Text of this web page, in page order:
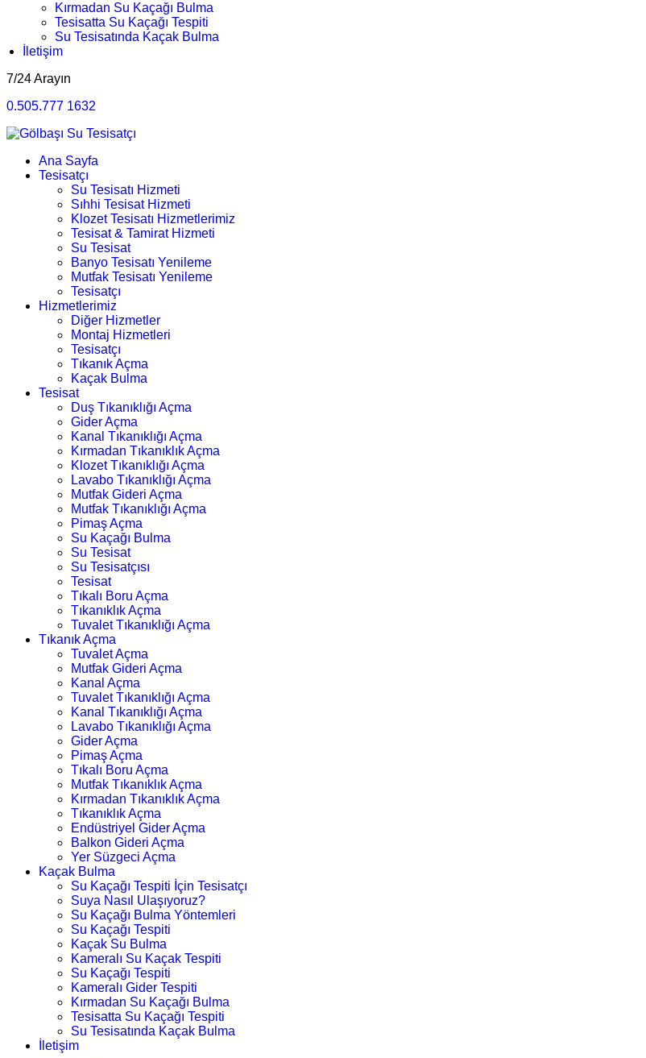
Kırmadan Su Kaçağı Bulma
Tesisatta Su Kaçağı Tespiti
Su Tesisatında Kaçak Bulma
İletişim
7/24 Arayın
0.505.777 1632
Ana Sayfa
Tesisatçı
Su Tesisatı Hizmeti
Sıhhi Tesisat Hizmeti
Klozet Tesisatı Hizmetlerimiz
Tesisat & Tamirat Hizmeti
Su Tesisat
Banyo Tesisatı Yenileme
Mutfak Tesisatı Yenileme
Tesisatçı
Hizmetlerimiz
Diğer Hizmetler
Montaj Hizmetleri
Tesisatçı
Tıkanık Açma
Kaçak Bulma
Tesisat
Duş Tıkanıklığı Açma
Gider Açma
Kanal Tıkanıklığı Açma
Kırmadan Tıkanıklık Açma
Klozet Tıkanıklığı Açma
Lavabo Tıkanıklığı Açma
Mutfak Gideri Açma
Mutfak Tıkanıklığı Açma
Pimaş Açma
Su Kaçağı Bulma
Su Tesisat
Su Tesisatçısı
Tesisat
Tıkalı Boru Açma
Tıkanıklık Açma
Tuvalet Tıkanıklığı Açma
Tıkanık Açma
Tuvalet Açma
Mutfak Gideri Açma
Kanal Açma
Tuvalet Tıkanıklığı Açma
Kanal Tıkanıklığı Açma
Lavabo Tıkanıklığı Açma
Gider Açma
Pimaş Açma
Tıkalı Boru Açma
Mutfak Tıkanıklık Açma
Kırmadan Tıkanıklık Açma
Tıkanıklık Açma
Endüstriyel Gider Açma
Balkon Gideri Açma
Yer Süzgeci Açma
Kaçak Bulma
Su Kaçağı Tespiti İçin Tesisatçı
Suya Nasıl Ulaşıyoruz?
Su Kaçağı Bulma Yöntemleri
Su Kaçağı Tespiti
Kaçak Su Bulma
Kameralı Su Kaçak Tespiti
Su Kaçağı Tespiti
Kameralı Gider Tespiti
Kırmadan Su Kaçağı Bulma
Tesisatta Su Kaçağı Tespiti
Su Tesisatında Kaçak Bulma
İletişim